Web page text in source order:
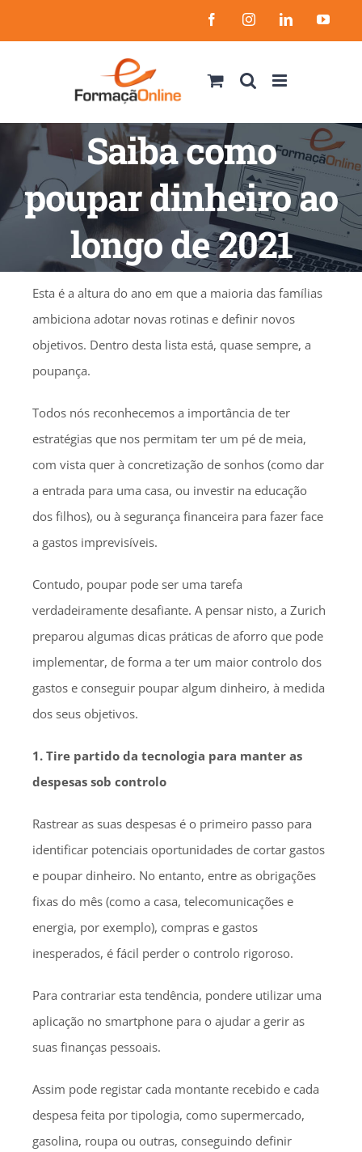
to
FacebookInstagramLinkedIn
Saiba como
poupar dinheiro ao
longo de 2021
Esta é a altura do ano em que a maioria das famílias
ambiciona adotar novas rotinas e definir novos
objetivos. Dentro desta lista está, quase sempre, a
poupança.
Todos nós reconhecemos a importância de ter
estratégias que nos permitam ter um pé de meia,
com vista quer à concretização de sonhos (como dar
a entrada para uma casa, ou investir na educação
dos filhos), ou à segurança financeira para fazer face
a gastos imprevisíveis.
Contudo, poupar pode ser uma tarefa
verdadeiramente desafiante. A pensar nisto, a Zurich
preparou algumas dicas práticas de aforro que pode
implementar, de forma a ter um maior controlo dos
gastos e conseguir poupar algum dinheiro, à medida
dos seus objetivos.
1. Tire partido da tecnologia para manter as
despesas sob controlo
Rastrear as suas despesas é o primeiro passo para
identificar potenciais oportunidades de cortar gastos
e poupar dinheiro. No entanto, entre as obrigações
fixas do mês (como a casa, telecomunicações e
energia, por exemplo), compras e gastos
inesperados, é fácil perder o controlo rigoroso.
Para contrariar esta tendência, pondere utilizar uma
aplicação no smartphone para o ajudar a gerir as
suas finanças pessoais.
Assim pode registar cada montante recebido e cada
despesa feita por tipologia, como supermercado,
gasolina, roupa ou outras, conseguindo definir